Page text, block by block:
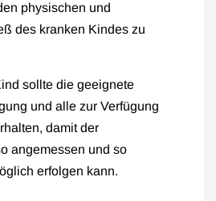
physischen und
des kranken Kindes zu
sollte die geeignete
und alle zur Verfügung
damit der
angemessen und so
erfolgen kann.